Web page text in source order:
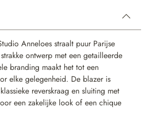
Anneloes straalt puur Parijse
ontwerp met een getailleerde
branding maakt het tot een
elke gelegenheid. De blazer is
reverskraag en sluiting met
een zakelijke look of een chique